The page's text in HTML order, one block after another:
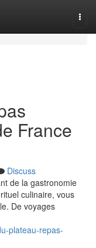
France
Discuss
de la gastronomie
culinaire, vous
De voyages
plateau-repas-